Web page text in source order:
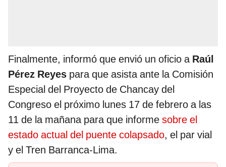
Finalmente, informó que envió un oficio a Raúl
Pérez Reyes para que asista ante la Comisión
Especial del Proyecto de Chancay del
Congreso el próximo lunes 17 de febrero a las
11 de la mañana para que informe sobre el
estado actual del puente colapsado, el par vial
y el Tren Barranca-Lima.